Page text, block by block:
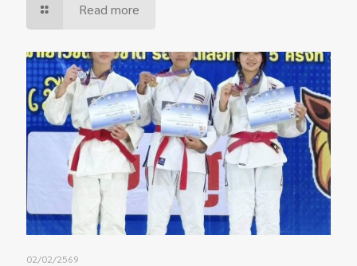
Read more
02/02/2569